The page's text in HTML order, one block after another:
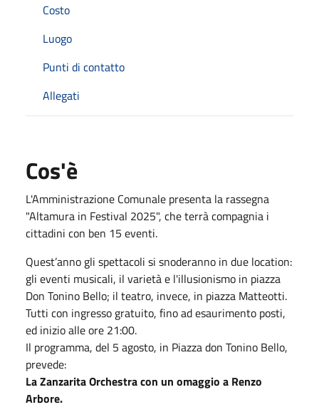
Costo
Luogo
Punti di contatto
Allegati
Cos'è
L'Amministrazione Comunale presenta la rassegna
"Altamura in Festival 2025", che terrà compagnia i
cittadini con ben 15 eventi.
Quest’anno gli spettacoli si snoderanno in due location:
gli eventi musicali, il varietà e l'illusionismo in piazza
Don Tonino Bello; il teatro, invece, in piazza Matteotti.
Tutti con ingresso gratuito, fino ad esaurimento posti,
ed inizio alle ore 21:00.
Il programma, del 5 agosto, in Piazza don Tonino Bello,
prevede:
La Zanzarita Orchestra con un omaggio a Renzo
Arbore.